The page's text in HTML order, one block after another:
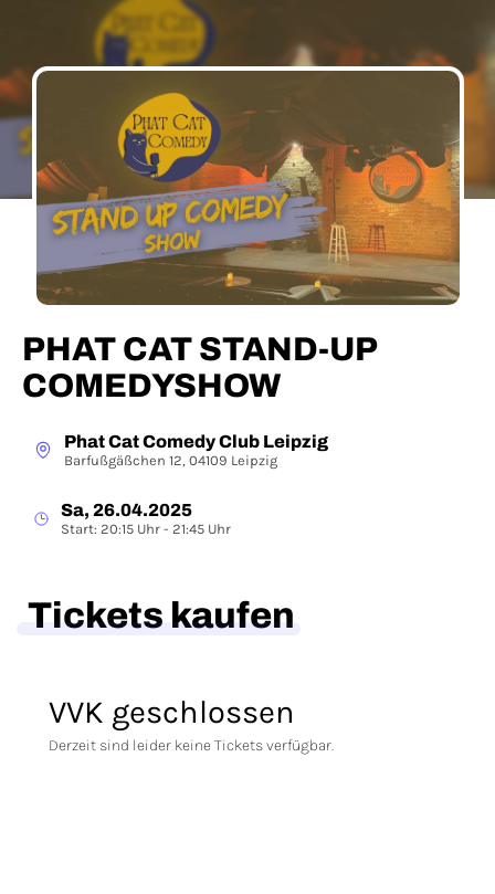
PHAT CAT STAND-UP
COMEDYSHOW
Phat Cat Comedy Club Leipzig
Barfußgäßchen 12, 04109 Leipzig
Sa, 26.04.2025
Start: 20:15 Uhr - 21:45 Uhr
Tickets kaufen
VVK geschlossen
Derzeit sind leider keine Tickets verfügbar.